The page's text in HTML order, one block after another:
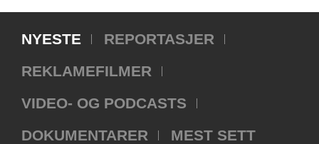
NYESTE
REPORTASJER
REKLAMEFILMER
VIDEO- OG PODCASTS
DOKUMENTARER
MEST SETT